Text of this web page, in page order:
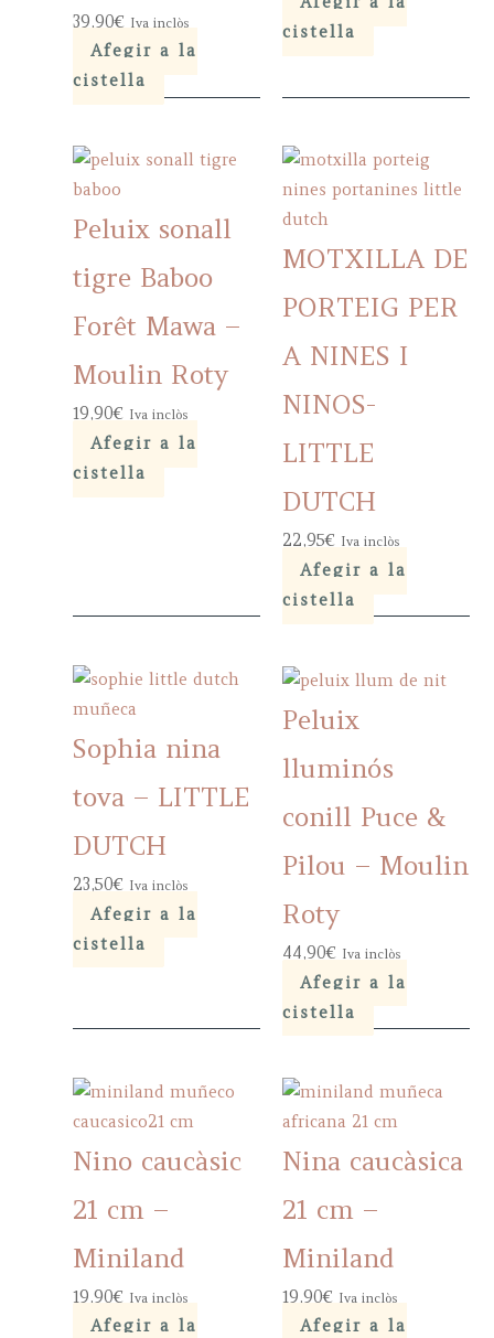
39,90€ Iva inclòs
Afegir a la
cistella
cistella
Peluix sonall
tigre Baboo
Forêt Mawa –
Moulin Roty
19,90€ Iva inclòs
Afegir a la
cistella
MOTXILLA DE
PORTEIG PER
A NINES I
NINOS-
LITTLE
DUTCH
22,95€ Iva inclòs
Afegir a la
cistella
Sophia nina
tova – LITTLE
DUTCH
23,50€ Iva inclòs
Afegir a la
cistella
Peluix
lluminós
conill Puce &
Pilou – Moulin
Roty
44,90€ Iva inclòs
Afegir a la
cistella
Nino caucàsic
21 cm –
Miniland
19,90€ Iva inclòs
Afegir a la
Nina caucàsica
21 cm –
Miniland
19,90€ Iva inclòs
Afegir a la